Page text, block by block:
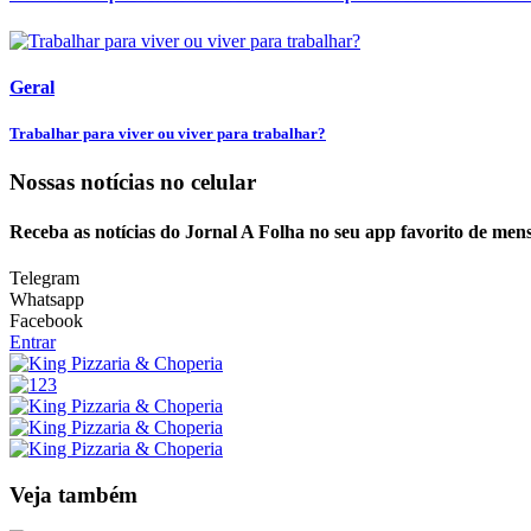
Geral
Trabalhar para viver ou viver para trabalhar?
Nossas notícias no celular
Receba as notícias do Jornal A Folha no seu app favorito de
Telegram
Whatsapp
Facebook
Entrar
Veja também